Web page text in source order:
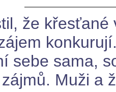
že
sebe sama,
Muži a